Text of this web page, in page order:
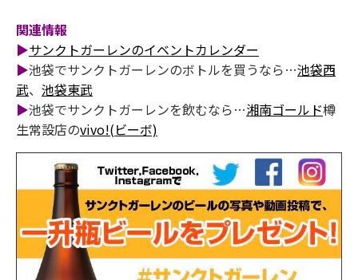
関連情報
▶サンクトガーレンのイベントカレンダー
▶池袋でサンクトガーレンのボトルを買うなら…池袋西
武、 池袋東武
▶池袋でサンクトガーレンを飲むなら…湘南ゴールド樽
生常設店のvivo!(ビーボ)